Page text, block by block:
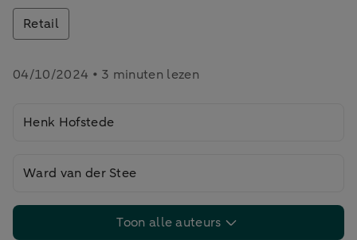
Retail
04/10/2024 • 3 minuten lezen
Henk Hofstede
Ward van der Stee
Toon alle auteurs